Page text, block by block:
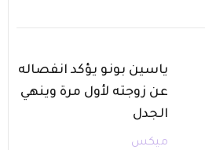
ياسين بونو يؤكد انفصاله
عن زوجته لأول مرة وينهي
الجدل
ميكس